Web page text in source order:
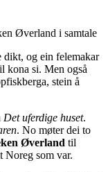
Øverland i samtale
dikt, og ein felemakar
kona si. Men også
stein å
Det uferdige huset.
. No møter dei to
Øverland til
Noreg som var.